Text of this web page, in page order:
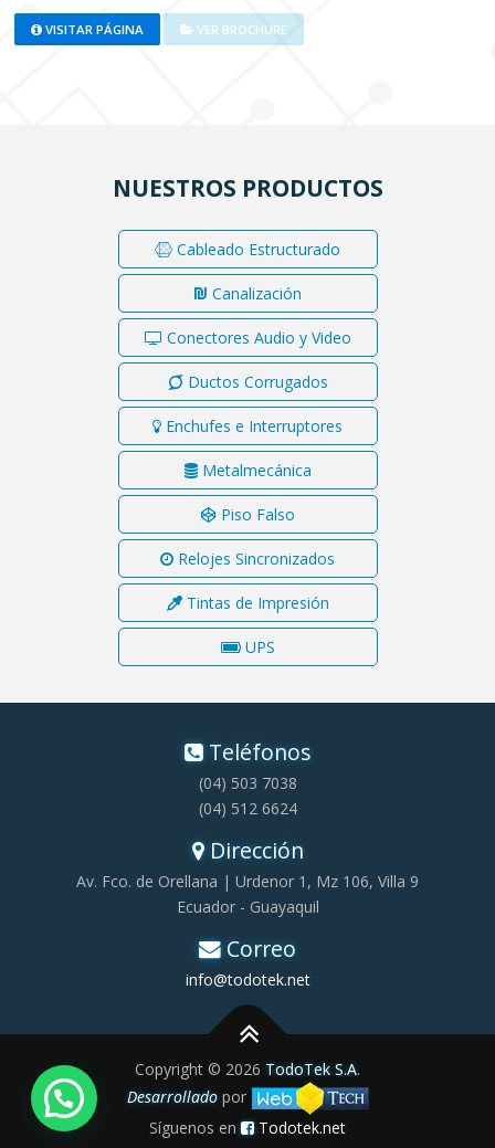
VISITAR PÁGINA VER BROCHURE
NUESTROS PRODUCTOS
Cableado Estructurado
Canalización
Conectores Audio y Video
Ductos Corrugados
Enchufes e Interruptores
Metalmecánica
Piso Falso
Relojes Sincronizados
Tintas de Impresión
UPS
Teléfonos
(04) 503 7038
(04) 512 6624
Dirección
Av. Fco. de Orellana | Urdenor 1, Mz 106, Villa 9
Ecuador - Guayaquil
Correo
info@todotek.net
Copyright © 2026 TodoTek S.A.
Desarrolladopor
Síguenos en
Todotek.net